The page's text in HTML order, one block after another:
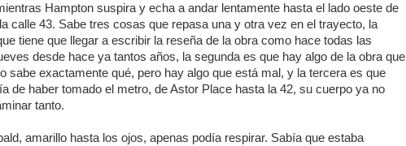
Hampton suspira y echa a andar lentamente hasta el lado oeste de
calle 43. Sabe tres cosas que repasa una y otra vez en el trayecto, la
tiene que llegar a escribir la reseña de la obra como hace todas las
desde hace ya tantos años, la segunda es que hay algo de la obra que
sabe exactamente qué, pero hay algo que está mal, y la tercera es que
de haber tomado el metro, de Astor Place hasta la 42, su cuerpo ya no
tanto.
amarillo hasta los ojos, apenas podía respirar. Sabía que estaba